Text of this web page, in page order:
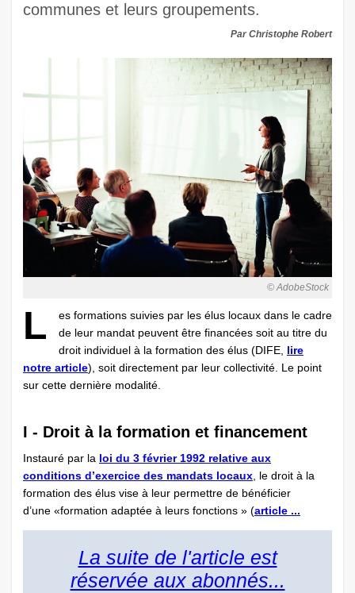
communes et leurs groupements.
Par Christophe Robert
© AdobeStock
L
es formations suivies par les élus locaux dans le cadre
de leur mandat peuvent être financées soit au titre du
droit individuel à la formation des élus (DIFE, lire
notre article), soit directement par leur collectivité. Le point
sur cette dernière modalité.
I - Droit à la formation et financement
Instauré par la loi du 3 février 1992 relative aux
conditions d’exercice des mandats locaux , le droit à la
formation des élus vise à leur permettre de bénéficier
d’une «formation adaptée à leurs fonctions » (article ...
La suite de l'article est
réservée aux abonnés...